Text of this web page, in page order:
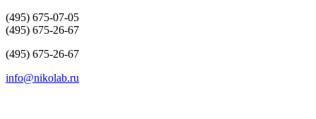
(495) 675-07-05
(495) 675-26-67
(495) 675-26-67
info@nikolab.ru